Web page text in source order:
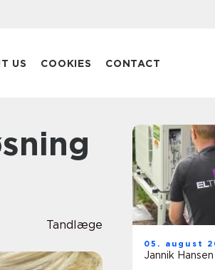
US COOKIES CONTACT
Tandlæge
05. august
Jannik Hansen